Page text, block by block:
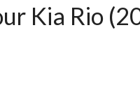
Kia Rio